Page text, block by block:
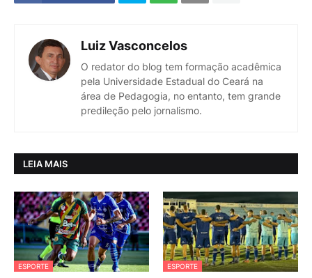
Luiz Vasconcelos
O redator do blog tem formação acadêmica
pela Universidade Estadual do Ceará na
área de Pedagogia, no entanto, tem grande
predileção pelo jornalismo.
LEIA MAIS
ESPORTE ESPORTE